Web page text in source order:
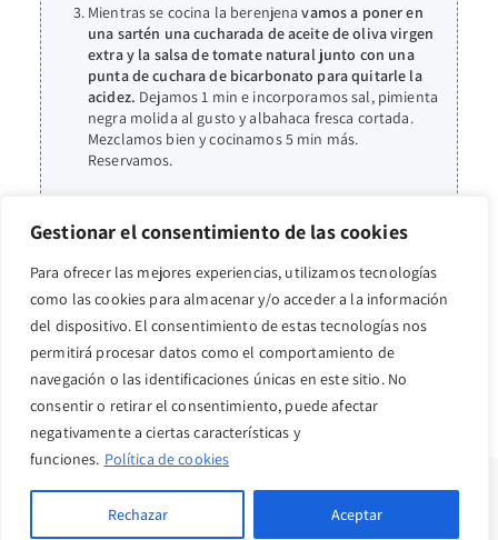
Gestionar el consentimiento de las cookies
Para ofrecer las mejores experiencias, utilizamos tecnologías
como las cookies para almacenar y/o acceder a la información
del dispositivo. El consentimiento de estas tecnologías nos
permitirá procesar datos como el comportamiento de
navegación o las identificaciones únicas en este sitio. No
consentir o retirar el consentimiento, puede afectar
negativamente a ciertas características y
funciones. Política de cookies
Rechazar Aceptar
Mientras se cocina la berenjenavamos a poner en
una sartén una cucharada de aceite de oliva virgen
extra y la salsa de tomate natural junto con una
punta de cuchara de bicarbonato para quitarle la
acidez. Dejamos 1 min e incorporamos sal, pimienta
negra molida al gusto y albahaca fresca cortada.
Mezclamos bien y cocinamos 5 min más.
Reservamos.
una cuchara sitio en la parte central de cada mitad
Poner un poco de parmesano por encima, salsa de
tomate y mozzarella por encima.Tapar 5 min para
que se deshaga
. Servir con la salsa de tomate y
decorar con albahaca fresca.
Copyright © 2022 · purahealthyvida